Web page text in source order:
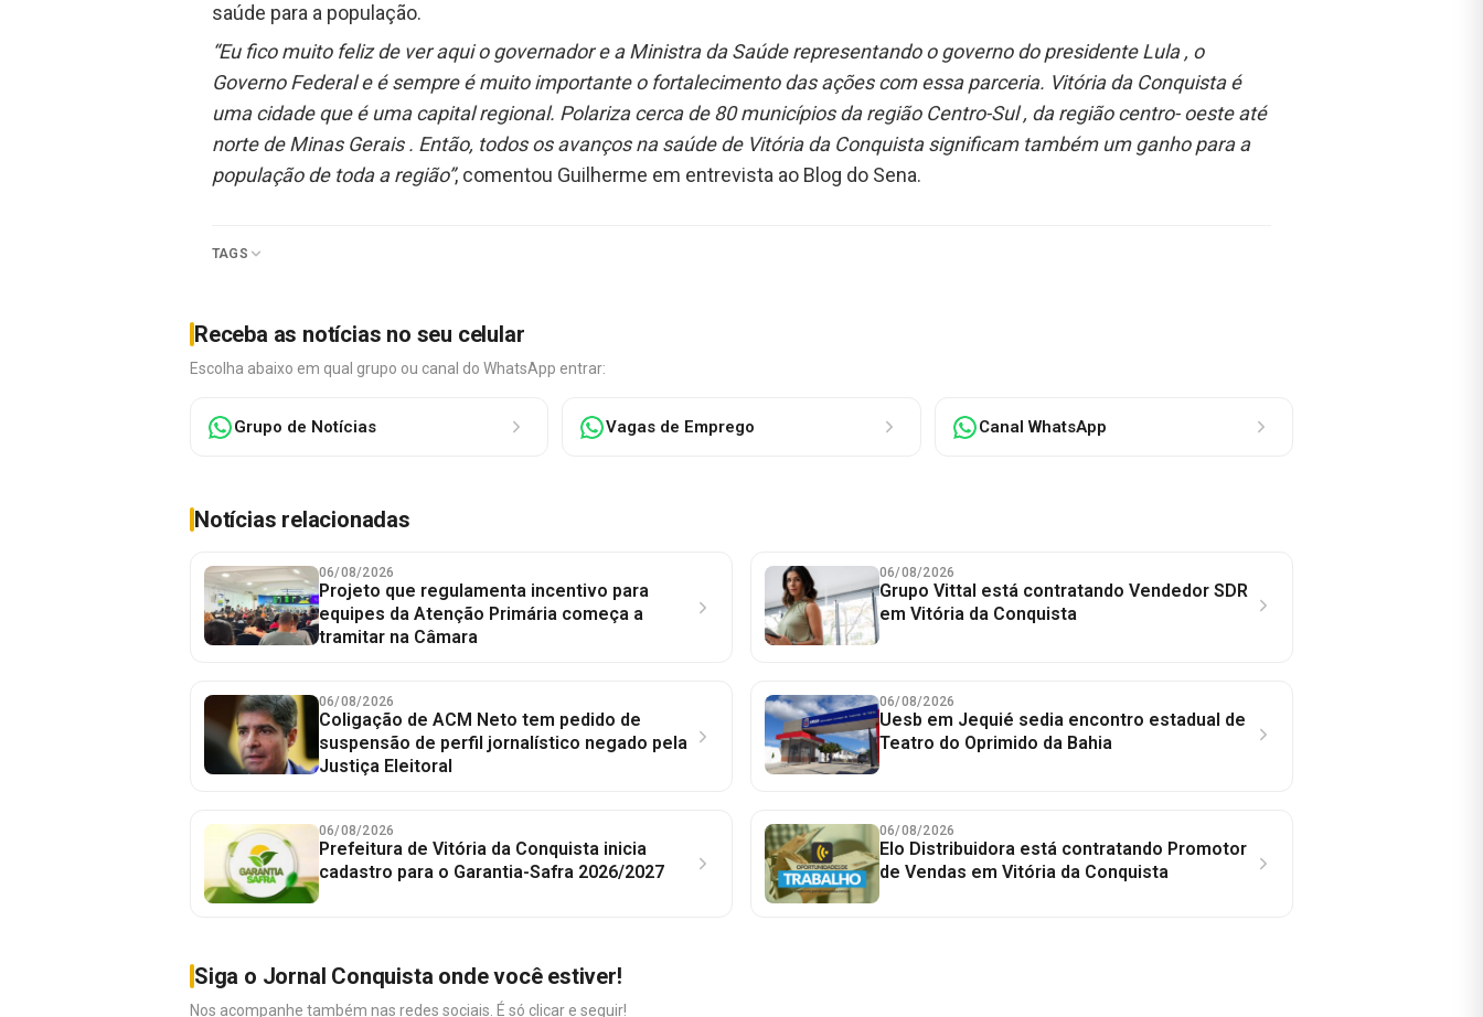
saúde para a população.
“Eu fico muito feliz de ver aqui o governador e a Ministra da Saúde representando o governo do presidente Lula , o
Governo Federal e é sempre é muito importante o fortalecimento das ações com essa parceria. Vitória da Conquista é
uma cidade que é uma capital regional. Polariza cerca de 80 municípios da região Centro-Sul , da região centro- oeste até
norte de Minas Gerais . Então, todos os avanços na saúde de Vitória da Conquista significam também um ganho para a
população de toda a região”, comentou Guilherme em entrevista ao Blog do Sena.
TAGS
Receba as notícias no seu celular
Escolha abaixo em qual grupo ou canal do WhatsApp entrar:
Grupo de Notícias Vagas de Emprego Canal WhatsApp
Notícias relacionadas
06/08/2026
Projeto que regulamenta incentivo para
equipes da Atenção Primária começa a
tramitar na Câmara
06/08/2026
Grupo Vittal está contratando Vendedor SDR
em Vitória da Conquista
06/08/2026
Coligação de ACM Neto tem pedido de
suspensão de perfil jornalístico negado pela
Justiça Eleitoral
06/08/2026
Uesb em Jequié sedia encontro estadual de
Teatro do Oprimido da Bahia
06/08/2026
Prefeitura de Vitória da Conquista inicia
cadastro para o Garantia-Safra 2026/2027
06/08/2026
Elo Distribuidora está contratando Promotor
de Vendas em Vitória da Conquista
Siga o Jornal Conquista onde você estiver!
Nos acompanhe também nas redes sociais. É só clicar e seguir!